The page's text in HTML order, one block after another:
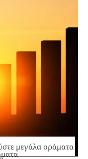
μεγάλα οράματα